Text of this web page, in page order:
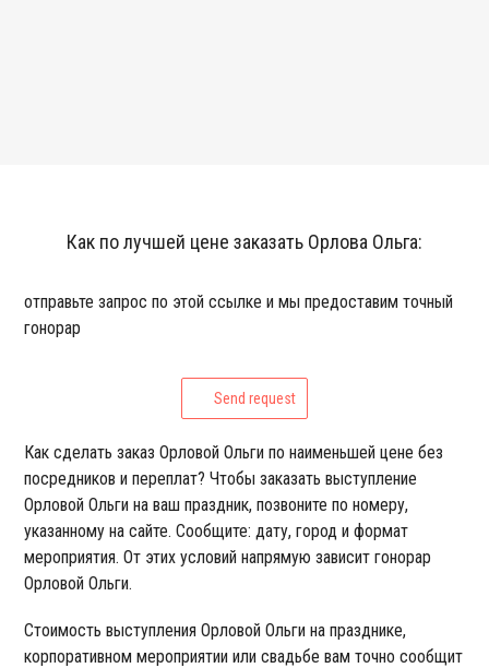
Как по лучшей цене заказать Орлова Ольга:
отправьте запрос по этой ссылке и мы предоставим точный
гонорар
Send request
Как сделать заказ Орловой Ольги по наименьшей цене без
посредников и переплат? Чтобы заказать выступление
Орловой Ольги на ваш праздник, позвоните по номеру,
указанному на сайте. Сообщите: дату, город и формат
мероприятия. От этих условий напрямую зависит гонорар
Орловой Ольги.
Стоимость выступления Орловой Ольги на празднике,
корпоративном мероприятии или свадьбе вам точно сообщит